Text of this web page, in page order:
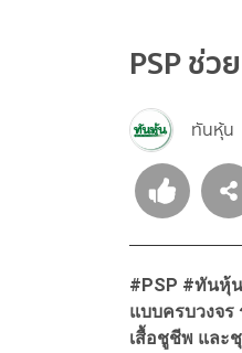
PSP ช่
ทันหุ้น
#PSP #ทันหุ้น
แบบครบวงจร
เสื้อชูชีพ และ